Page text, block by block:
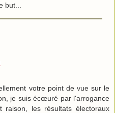
but...
votre point de vue sur le
je suis écœuré par l'arrogance
les résultats électoraux